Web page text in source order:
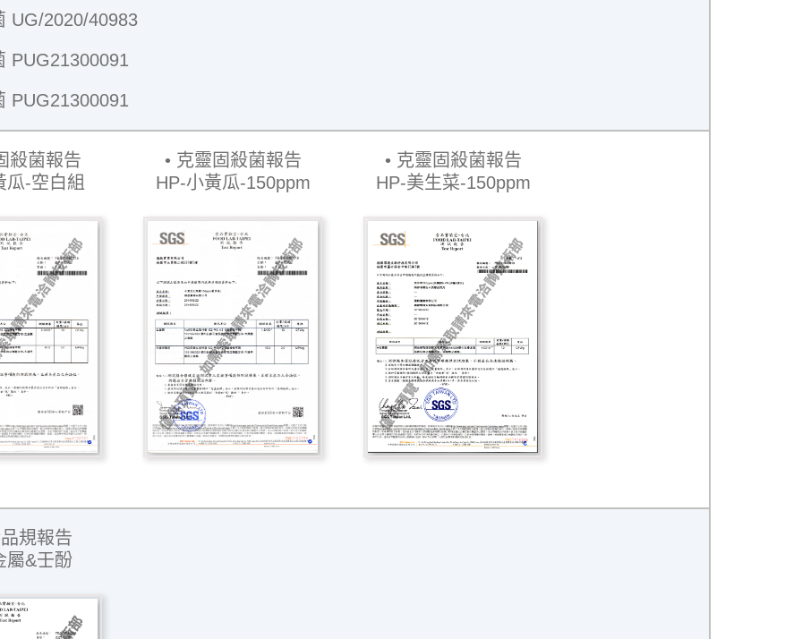
UG/2020/40983
PUG21300091
PUG21300091
殺菌報告
瓜-空白組
克靈固殺菌報告
HP-小黃瓜-150ppm
克靈固殺菌報告
HP-美生菜-150ppm
規報告
屬&壬酚